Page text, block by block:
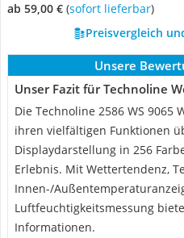
ab 59,00 € ( Sofort lieferbar)
Preisvergleich
Unsere
Unser Fazit für Technoline
Die Technoline 2586 WS
ihren vielfältigen Funktionen
Displaydarstellung in 256
Erlebnis. Mit Wettertendenz,
Innen-/
Luftfeuchtigkeitsmessung
Informationen.